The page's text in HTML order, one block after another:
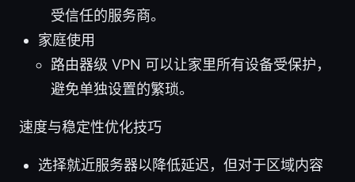
受信任的服务商。
家庭使用
路由器级 VPN 可以让家里所有设备受保护，
避免单独设置的繁琐。
速度与稳定性优化技巧
选择就近服务器以降低延迟，但对于区域内容